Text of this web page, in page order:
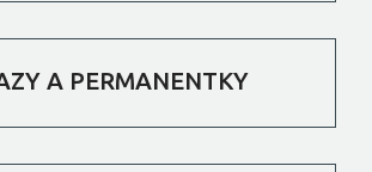
A PERMANENTKY